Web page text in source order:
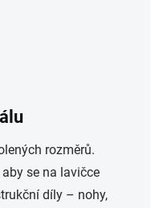
rozměrů.
aby se na lavičce
díly – nohy,